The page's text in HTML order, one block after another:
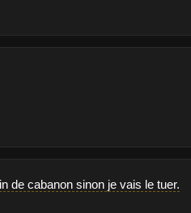
de cabanon sinon je vais le tuer.